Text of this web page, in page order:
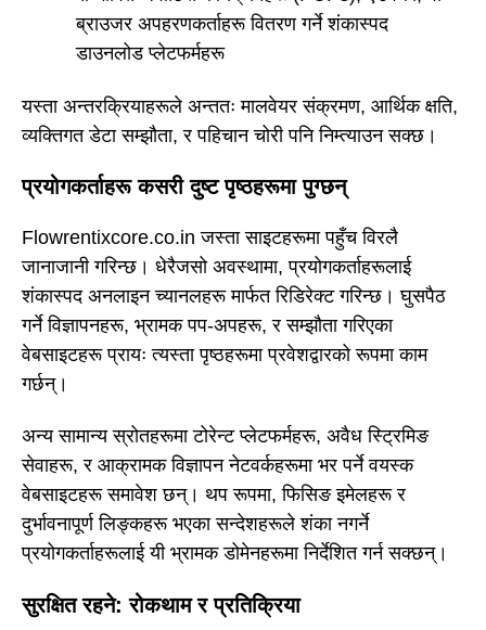
ब्राउजर अपहरणकर्ताहरू वितरण गर्ने शंकास्पद
डाउनलोड प्लेटफर्महरू
यस्ता अन्तरक्रियाहरूले अन्ततः मालवेयर संक्रमण, आर्थिक क्षति,
व्यक्तिगत डेटा सम्झौता, र पहिचान चोरी पनि निम्त्याउन सक्छ।
प्रयोगकर्ताहरू कसरी दुष्ट पृष्ठहरूमा पुग्छन्
Flowrentixcore.co.in जस्ता साइटहरूमा पहुँच विरलै
जानाजानी गरिन्छ। धेरैजसो अवस्थामा, प्रयोगकर्ताहरूलाई
शंकास्पद अनलाइन च्यानलहरू मार्फत रिडिरेक्ट गरिन्छ। घुसपैठ
गर्ने विज्ञापनहरू, भ्रामक पप-अपहरू, र सम्झौता गरिएका
वेबसाइटहरू प्रायः त्यस्ता पृष्ठहरूमा प्रवेशद्वारको रूपमा काम
गर्छन्।
अन्य सामान्य स्रोतहरूमा टोरेन्ट प्लेटफर्महरू, अवैध स्ट्रिमिङ
सेवाहरू, र आक्रामक विज्ञापन नेटवर्कहरूमा भर पर्ने वयस्क
वेबसाइटहरू समावेश छन्। थप रूपमा, फिसिङ इमेलहरू र
दुर्भावनापूर्ण लिङ्कहरू भएका सन्देशहरूले शंका नगर्ने
प्रयोगकर्ताहरूलाई यी भ्रामक डोमेनहरूमा निर्देशित गर्न सक्छन्।
सुरक्षित रहने: रोकथाम र प्रतिक्रिया